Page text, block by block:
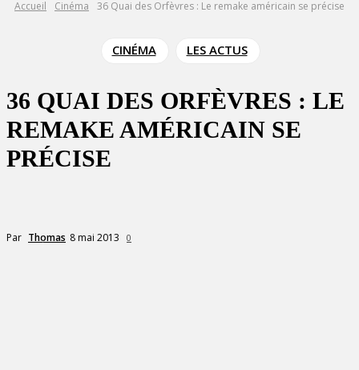
Accueil Cinéma 36 Quai des Orfèvres : Le remake américain se précise
CINÉMA LES ACTUS
36 QUAI DES ORFÈVRES : LE
REMAKE AMÉRICAIN SE
PRÉCISE
Par Thomas 8 mai 2013 0